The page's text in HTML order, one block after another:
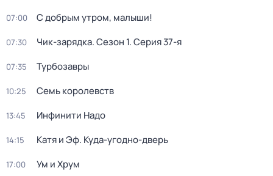
07:00 С добрым утром, малыши!
07:30 Чик-зарядка. Сезон 1. Серия 37-я
07:35 Турбозавры
10:25 Семь королевств
13:45 Инфинити Надо
14:15 Катя и Эф. Куда-угодно-дверь
17:00 Ум и Хрум